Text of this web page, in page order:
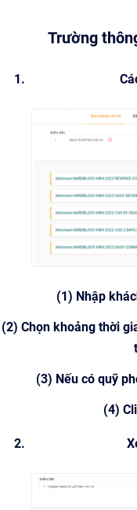
Trường
(1) Nhập
(2) Chọn khoảng thời
(3) Nếu có quỹ
(4)